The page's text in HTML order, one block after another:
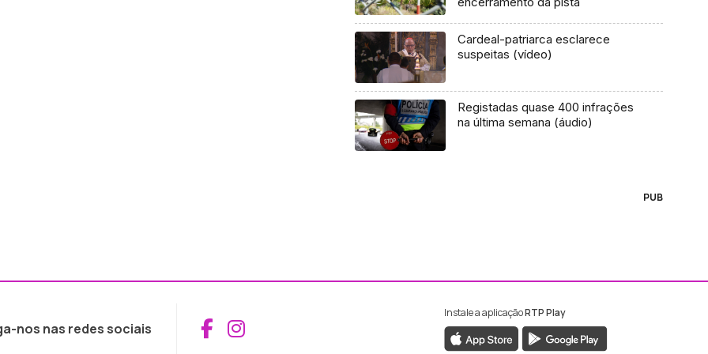
Cardeal-patriarca esclarece
suspeitas (vídeo)
Registadas quase 400 infrações
na última semana (áudio)
PUB
nos nas redes sociais Aceder ao Facebook da RTP Madeira
Aceder ao Instagram da RTP Madeira
Instale a aplicaçãoRTP Play